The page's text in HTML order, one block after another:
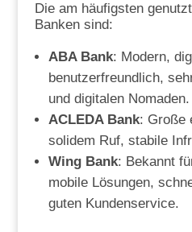
Die am häufigsten
Banken sind:
ABA Bank: Modern,
benutzerfreundlich,
und digitalen Nomaden.
ACLEDA Bank: Große
solidem Ruf, stabile
Wing Bank: Bekannt
mobile Lösungen,
guten Kundenservice.